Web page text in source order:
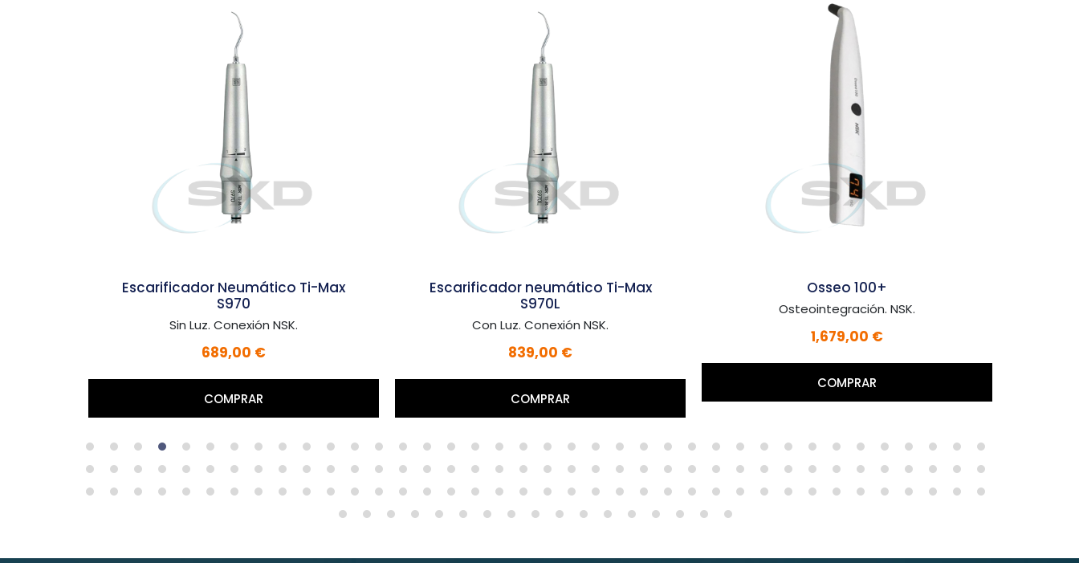
Escarificador Neumático Ti-Max
S970
Sin Luz. Conexión NSK.
689,00 €
COMPRAR
Escarificador neumático Ti-Max
S970L
Con Luz. Conexión NSK.
839,00 €
COMPRAR
Osseo 100+
Osteointegración. NSK.
1,679,00 €
COMPRAR